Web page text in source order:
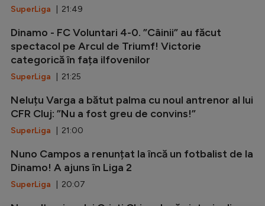
SuperLiga | 21:49
Dinamo - FC Voluntari 4-0. ”Câinii” au făcut
spectacol pe Arcul de Triumf! Victorie
categorică în fața ilfovenilor
SuperLiga | 21:25
Neluțu Varga a bătut palma cu noul antrenor al lui
CFR Cluj: ”Nu a fost greu de convins!”
SuperLiga | 21:00
Nuno Campos a renunțat la încă un fotbalist de la
Dinamo! A ajuns în Liga 2
SuperLiga | 20:07